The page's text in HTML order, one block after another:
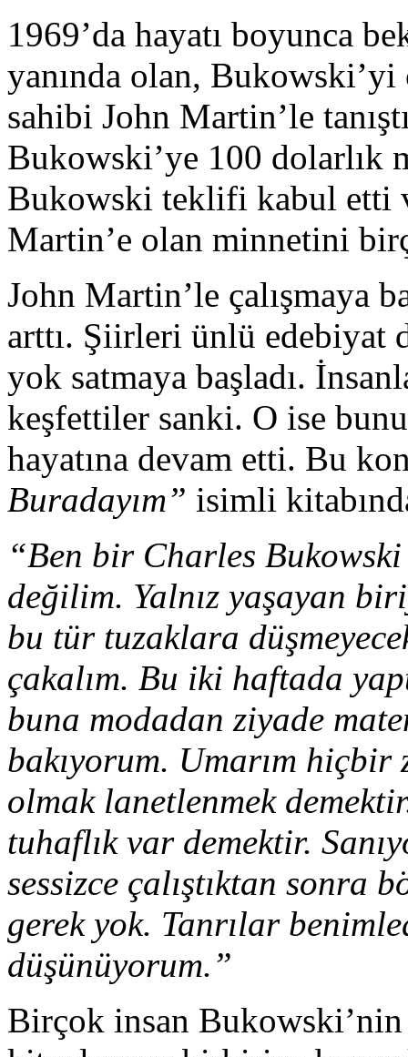
1969’da hayatı boyunca
yanında olan,
sahibi John Martin’le
Bukowski’ye 100 dolarlık
Bukowski teklifi kabul etti
Martin’e olan minnetini
John Martin’le çalışmaya
arttı. Şiirleri ünlü edebiyat
yok satmaya başladı.
keşfettiler sanki. O ise
hayatına devam etti. Bu
Buradayım” isimli
“Ben bir Charles
değilim. Yalnız yaşayan
bu tür tuzaklara
çakalım. Bu iki haftada
buna modadan ziyade
bakıyorum. Umarım
olmak lanetlenmek
tuhaflık var demektir.
sessizce çalıştıktan sonra
gerek yok. Tanrılar
düşünüyorum.”
Birçok insan Bukowski’nin